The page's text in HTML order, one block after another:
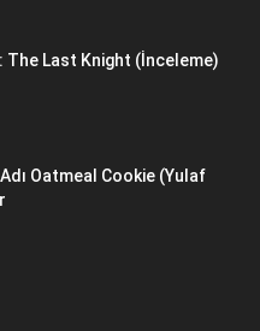
Last Knight (İnceleme)
Oatmeal Cookie (Yulaf